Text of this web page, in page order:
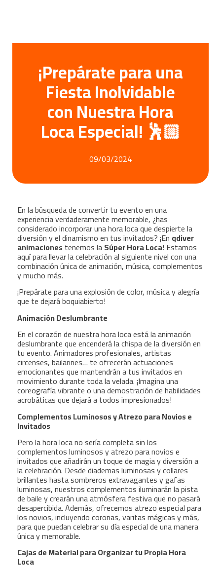
¡Prepárate para una
Fiesta Inolvidable
con Nuestra Hora
Loca Especial! 🕺🏼
09/03/2024
En la búsqueda de convertir tu evento en una
experiencia verdaderamente memorable, ¿has
considerado incorporar una hora loca que despierte la
diversión y el dinamismo en tus invitados? ¡En qdiver
animaciones tenemos laSúper Hora Loca! Estamos
aquí para llevar la celebración al siguiente nivel con una
combinación única de animación, música, complementos
y mucho más.
¡Prepárate para una explosión de color, música y alegría
que te dejará boquiabierto!
Animación Deslumbrante
En el corazón de nuestra hora loca está la animación
deslumbrante que encenderá la chispa de la diversión en
tu evento. Animadores profesionales, artistas
circenses, bailarines… te ofrecerán actuaciones
emocionantes que mantendrán a tus invitados en
movimiento durante toda la velada. ¡Imagina una
coreografía vibrante o una demostración de habilidades
acrobáticas que dejará a todos impresionados!
Complementos Luminosos y Atrezo para Novios e
Invitados
Pero la hora loca no sería completa sin los
complementos luminosos y atrezo para novios e
invitados que añadirán un toque de magia y diversión a
la celebración. Desde diademas luminosas y collares
brillantes hasta sombreros extravagantes y gafas
luminosas, nuestros complementos iluminarán la pista
de baile y crearán una atmósfera festiva que no pasará
desapercibida. Además, ofrecemos atrezo especial para
los novios, incluyendo coronas, varitas mágicas y más,
para que puedan celebrar su día especial de una manera
única y memorable.
Cajas de Material para Organizar tu Propia Hora
Loca